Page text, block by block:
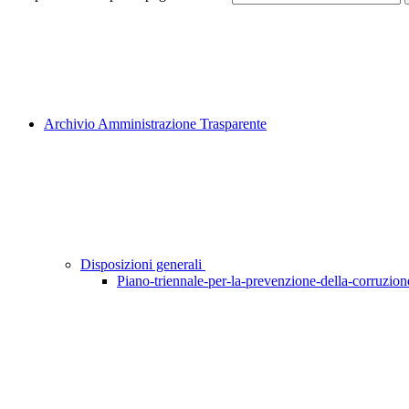
Archivio Amministrazione Trasparente
Disposizioni generali
Piano-triennale-per-la-prevenzione-della-